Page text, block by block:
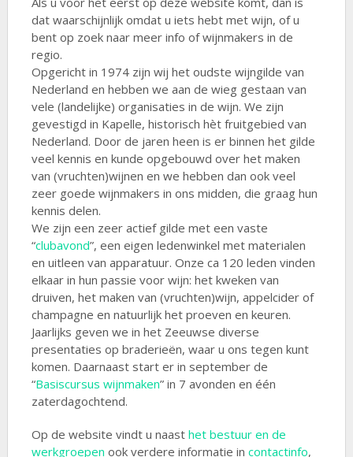
dat waarschijnlijk omdat u iets hebt met wijn, of u
bent op zoek naar meer info of wijnmakers in de
regio.
Opgericht in 1974 zijn wij het oudste wijngilde van
Nederland en hebben we aan de wieg gestaan van
vele (landelijke) organisaties in de wijn. We zijn
gevestigd in Kapelle, historisch hèt fruitgebied van
Nederland. Door de jaren heen is er binnen het gilde
veel kennis en kunde opgebouwd over het maken
van (vruchten)wijnen en we hebben dan ook veel
zeer goede wijnmakers in ons midden, die graag hun
kennis delen.
We zijn een zeer actief gilde met een vaste
“clubavond”, een eigen ledenwinkel met materialen
en uitleen van apparatuur. Onze ca 120 leden vinden
elkaar in hun passie voor wijn: het kweken van
druiven, het maken van (vruchten)wijn, appelcider of
champagne en natuurlijk het proeven en keuren.
Jaarlijks geven we in het Zeeuwse diverse
presentaties op braderieën, waar u ons tegen kunt
komen. Daarnaast start er in september de
“Basiscursus wijnmaken” in 7 avonden en één
zaterdagochtend.
Op de website vindt u naast het bestuur en de
werkgroepen ook verdere informatie in contactinfo,